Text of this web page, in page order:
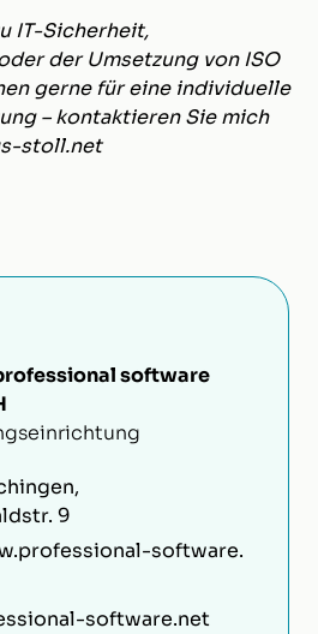
IT-Sicherheit,
der Umsetzung von ISO
gerne für eine individuelle
– kontaktieren Sie mich
stoll.net
software
,
9
software.
software.net